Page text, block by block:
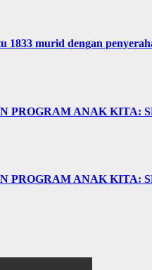
1833 murid dengan
PROGRAM ANAK KITA:
PROGRAM ANAK KITA: